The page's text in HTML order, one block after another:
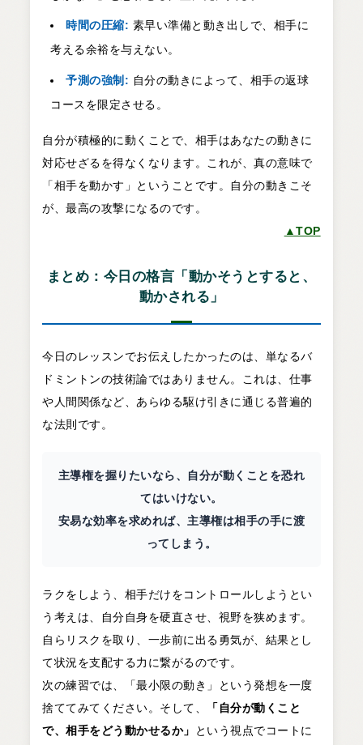
時間の圧縮: 素早い準備と動き出しで、相手に
考える余裕を与えない。
予測の強制: 自分の動きによって、相手の返球
コースを限定させる。
自分が積極的に動くことで、相手はあなたの動きに
対応せざるを得なくなります。これが、真の意味で
「相手を動かす」ということです。自分の動きこそ
が、最高の攻撃になるのです。
▲TOP
まとめ：今日の格言「動かそうとすると、
動かされる」
今日のレッスンでお伝えしたかったのは、単なるバ
ドミントンの技術論ではありません。これは、仕事
や人間関係など、あらゆる駆け引きに通じる普遍的
な法則です。
主導権を握りたいなら、自分が動くことを恐れ
てはいけない。
安易な効率を求めれば、主導権は相手の手に渡
ってしまう。
ラクをしよう、相手だけをコントロールしようとい
う考えは、自分自身を硬直させ、視野を狭めます。
自らリスクを取り、一歩前に出る勇気が、結果とし
て状況を支配する力に繋がるのです。
次の練習では、「最小限の動き」という発想を一度
捨ててみてください。そして、
「自分が動くこと
で、相手をどう動かせるか」
という視点でコートに